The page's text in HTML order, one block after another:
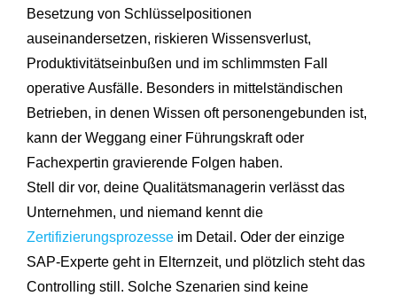
Besetzung von Schlüsselpositionen
auseinandersetzen, riskieren Wissensverlust,
Produktivitätseinbußen und im schlimmsten Fall
operative Ausfälle. Besonders in mittelständischen
Betrieben, in denen Wissen oft personengebunden ist,
kann der Weggang einer Führungskraft oder
Fachexpertin gravierende Folgen haben.
Stell dir vor, deine Qualitätsmanagerin verlässt das
Unternehmen, und niemand kennt die
Zertifizierungsprozesse im Detail. Oder der einzige
SAP-Experte geht in Elternzeit, und plötzlich steht das
Controlling still. Solche Szenarien sind keine